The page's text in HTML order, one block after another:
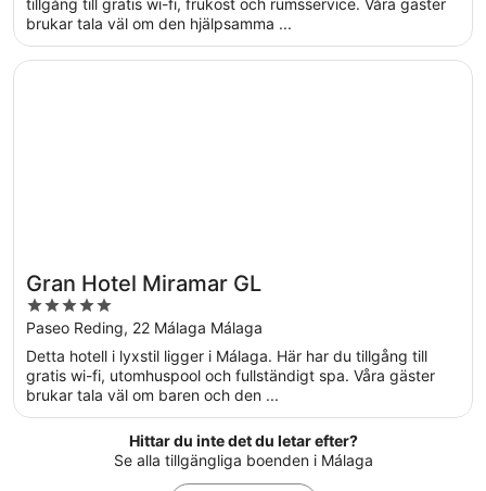
tillgång till gratis wi-fi, frukost och rumsservice. Våra gäster
brukar tala väl om den hjälpsamma ...
Gran Hotel Miramar GL
5
out
of
5
Paseo Reding, 22 Málaga Málaga
Detta hotell i lyxstil ligger i Málaga. Här har du tillgång till
gratis wi-fi, utomhuspool och fullständigt spa. Våra gäster
brukar tala väl om baren och den ...
Öppnas i ett nytt fönster
Gran Hotel Miramar GL
Hittar du inte det du letar efter?
Se alla tillgängliga boenden i Málaga